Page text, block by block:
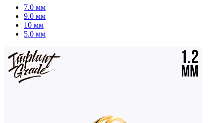
7.0 мм
9.0 мм
10 мм
5.0 мм